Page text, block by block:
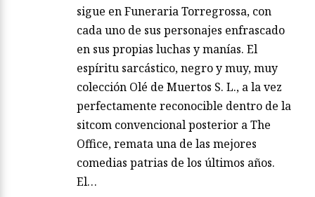
sigue en Funeraria Torregrossa, con
cada uno de sus personajes enfrascado
en sus propias luchas y manías. El
espíritu sarcástico, negro y muy, muy
colección Olé de Muertos S. L., a la vez
perfectamente reconocible dentro de la
sitcom convencional posterior a The
Office, remata una de las mejores
comedias patrias de los últimos años.
El…